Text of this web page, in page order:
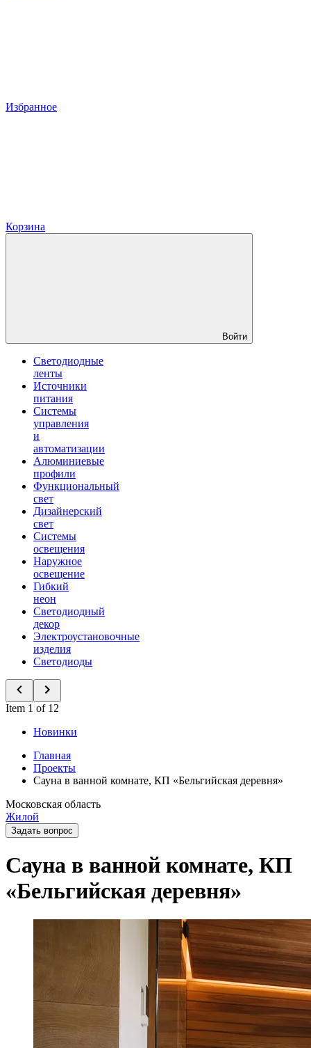
Избранное
Корзина
Войти
Светодиодные
ленты
Источники
питания
Системы
управления
и
автоматизации
Алюминиевые
профили
Функциональный
свет
Дизайнерский
свет
Системы
освещения
Наружное
освещение
Гибкий
неон
Светодиодный
декор
Электроустановочные
изделия
Светодиоды
Item 1 of 12
Новинки
Главная
Проекты
Сауна в ванной комнате, КП «Бельгийская деревня»
Московская область
Жилой
Задать вопрос
Сауна в ванной комнате, КП
«Бельгийская деревня»